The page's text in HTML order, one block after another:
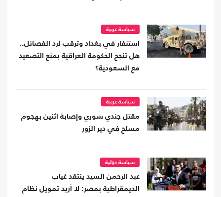
سياسة عربية
استنفار في بغداد وترقب لرد الفصائل..
هل تنجح الحكومة العراقية بمنع التصعيد
مع السعودية؟
سياسة عربية
مقتل جندي سوري وإصابة اثنين بهجوم
مسلح في دير الزور
سياسة دولية
عبد الرحمن السيد ينتقد غياب
الديمقراطية بمصر: لا أريد تمويل نظام